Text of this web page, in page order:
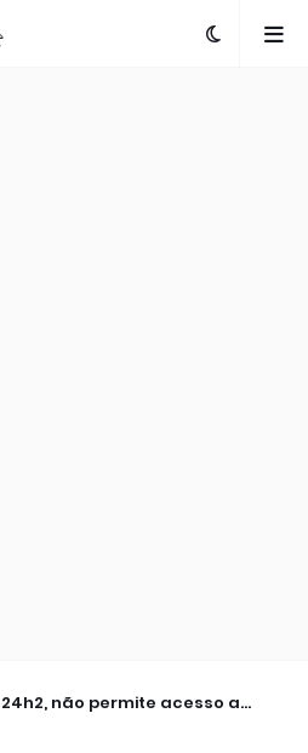
24h2, não permite acesso a